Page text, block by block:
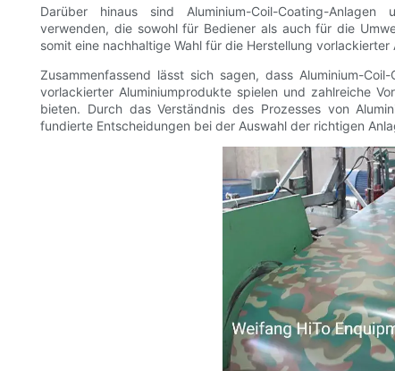
Darüber hinaus sind Aluminium-Coil-Coating-
verwenden, die sowohl für Bediener als auch für die
somit eine nachhaltige Wahl für die Herstellung vorlackierter
Zusammenfassend lässt sich sagen, dass Aluminium-
vorlackierter Aluminiumprodukte spielen und zahlreiche
bieten. Durch das Verständnis des Prozesses von
fundierte Entscheidungen bei der Auswahl der richtigen